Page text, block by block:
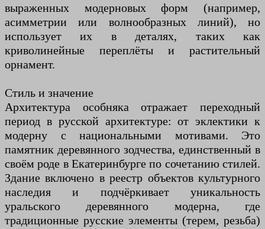
выраженных модерновых форм (например,
асимметрии или волнообразных линий), но
использует их в деталях, таких как
криволинейные переплёты и растительный
орнамент.
Стиль и значение
Архитектура особняка отражает переходный
период в русской архитектуре: от эклектики к
модерну с национальными мотивами. Это
памятник деревянного зодчества, единственный в
своём роде в Екатеринбурге по сочетанию стилей.
Здание включено в реестр объектов культурного
наследия и подчёркивает уникальность
уральского деревянного модерна, где
традиционные русские элементы (терем, резьба)